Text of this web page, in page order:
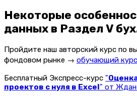
Некоторые
данных в Раздел V
Пройдите наш авторский курс по
фондовом рынке → обучающий курс
Бесплатный Экспресс-курс "
проектов с нуля в Excel" от